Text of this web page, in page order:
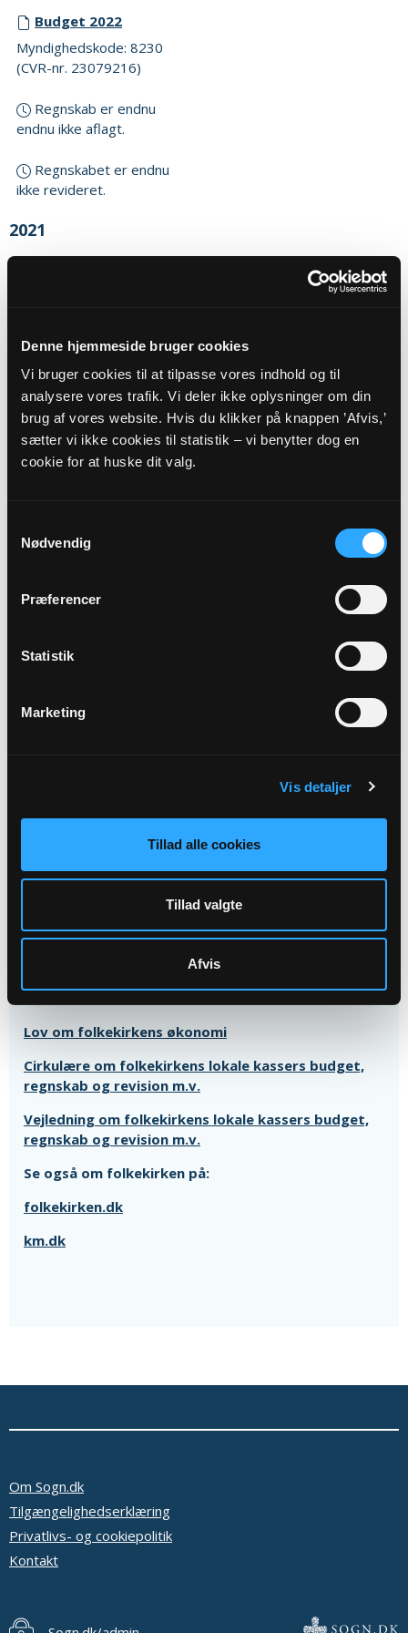
Denne hjemmeside bruger cookies
Vi bruger cookies til at tilpasse vores indhold og til
analysere vores trafik. Vi deler ikke oplysninger om din
brug af vores website. Hvis du klikker på knappen ’Afvis,’
sætter vi ikke cookies til statistik – vi benytter dog en
cookie for at huske dit valg.
Nødvendig
Præferencer
Statistik
Marketing
Vis detaljer
Tillad alle cookies
Tillad valgte
Afvis
Budget 2022
Myndighedskode: 8230
(CVR-nr. 23079216)
Regnskab er endnu
endnu ikke aflagt.
Regnskabet er endnu
ikke revideret.
2021
Budget 2021
Regnskab 2021
Myndighedskode: 8230
(CVR-nr. 23079216)
Inkluderet i regnskab 2021.
2020
(CVR-nr. 23079216)
Om regnskaber og folkekirkens økonomi
Læs og forstå et kirkeregnskab
Læs og forstå et kirkebudget
Lov om folkekirkens økonomi
Cirkulære om folkekirkens lokale kassers budget,
regnskab og revision m.v.
Vejledning om folkekirkens lokale kassers budget,
regnskab og revision m.v.
Se også om folkekirken på:
folkekirken.dk
km.dk
Om Sogn.dk
Tilgængelighedserklæring
Privatlivs- og cookiepolitik
Kontakt